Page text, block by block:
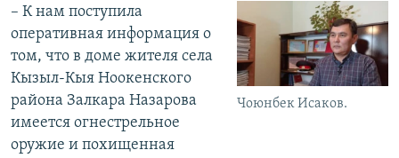
Чоюнбек Исаков.
– К нам поступила
оперативная информация о
том, что в доме жителя села
Кызыл-Кыя Ноокенского
района Залкара Назарова
имеется огнестрельное
оружие и похищенная